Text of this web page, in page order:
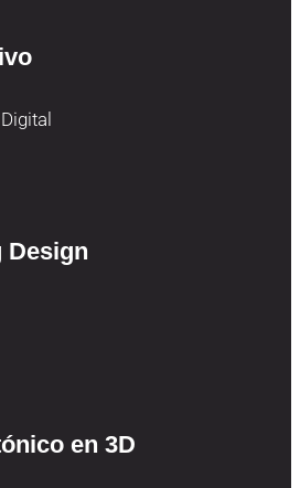
Design
en 3D